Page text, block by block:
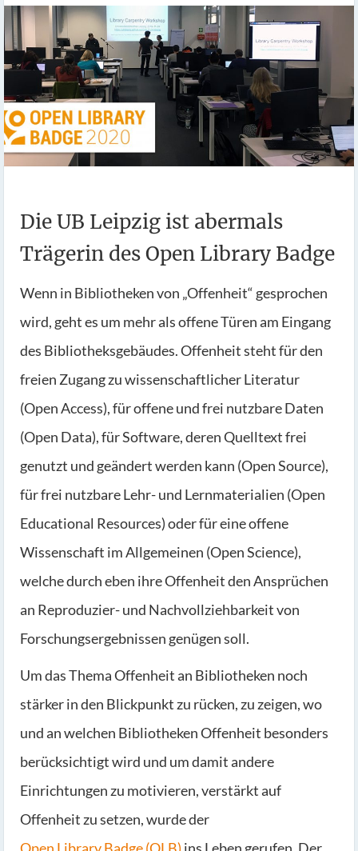
Die UB Leipzig ist abermals
Trägerin des Open Library Badge
Wenn in Bibliotheken von „Offenheit“ gesprochen
wird, geht es um mehr als offene Türen am Eingang
des Bibliotheksgebäudes. Offenheit steht für den
freien Zugang zu wissenschaftlicher Literatur
(Open Access), für offene und frei nutzbare Daten
(Open Data), für Software, deren Quelltext frei
genutzt und geändert werden kann (Open Source),
für frei nutzbare Lehr- und Lernmaterialien (Open
Educational Resources) oder für eine offene
Wissenschaft im Allgemeinen (Open Science),
welche durch eben ihre Offenheit den Ansprüchen
an Reproduzier- und Nachvollziehbarkeit von
Forschungsergebnissen genügen soll.
Um das Thema Offenheit an Bibliotheken noch
stärker in den Blickpunkt zu rücken, zu zeigen, wo
und an welchen Bibliotheken Offenheit besonders
berücksichtigt wird und um damit andere
Einrichtungen zu motivieren, verstärkt auf
Offenheit zu setzen, wurde der